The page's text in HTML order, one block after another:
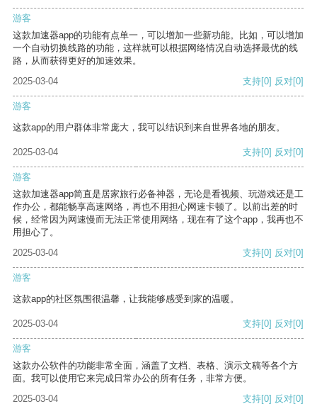
游客
这款加速器app的功能有点单一，可以增加一些新功能。比如，可以增加
一个自动切换线路的功能，这样就可以根据网络情况自动选择最优的线
路，从而获得更好的加速效果。
2025-03-04
支持[0] 反对[0]
游客
这款app的用户群体非常庞大，我可以结识到来自世界各地的朋友。
2025-03-04 支持[0] 反对[0]
游客
这款加速器app简直是居家旅行必备神器，无论是看视频、玩游戏还是工
作办公，都能畅享高速网络，再也不用担心网速卡顿了。以前出差的时
候，经常因为网速慢而无法正常使用网络，现在有了这个app，我再也不
用担心了。
2025-03-04
支持[0] 反对[0]
游客
这款app的社区氛围很温馨，让我能够感受到家的温暖。
2025-03-04 支持[0] 反对[0]
游客
这款办公软件的功能非常全面，涵盖了文档、表格、演示文稿等各个方
面。我可以使用它来完成日常办公的所有任务，非常方便。
2025-03-04
支持[0] 反对[0]